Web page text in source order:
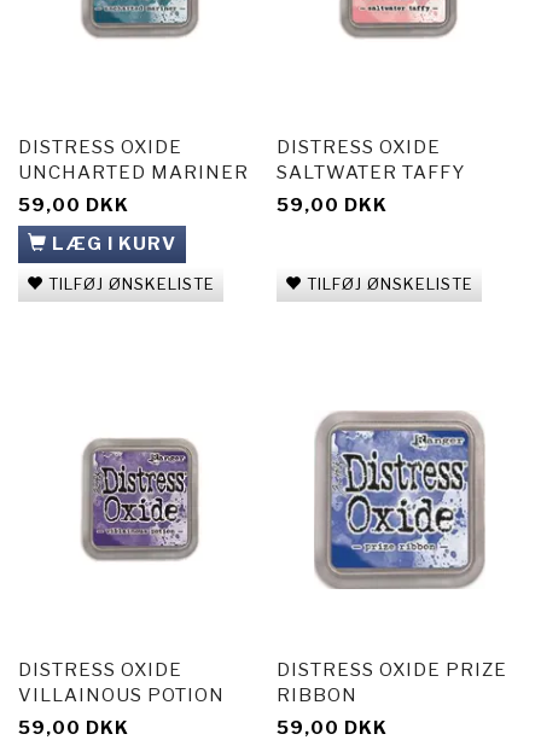
DISTRESS OXIDE
UNCHARTED MARINER
59,00 DKK
LÆG I KURV
TILFØJ ØNSKELISTE
DISTRESS OXIDE
SALTWATER TAFFY
59,00 DKK
TILFØJ ØNSKELISTE
DISTRESS OXIDE
VILLAINOUS POTION
59,00 DKK
DISTRESS OXIDE PRIZE
RIBBON
59,00 DKK